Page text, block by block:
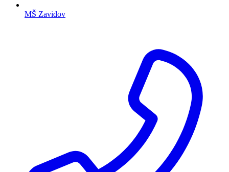
MŠ Zavidov